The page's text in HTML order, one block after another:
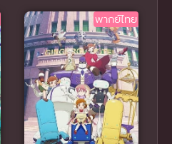
1
พากย์ไทย